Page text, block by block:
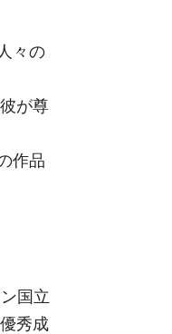
々の
が尊
作品
国立
秀成